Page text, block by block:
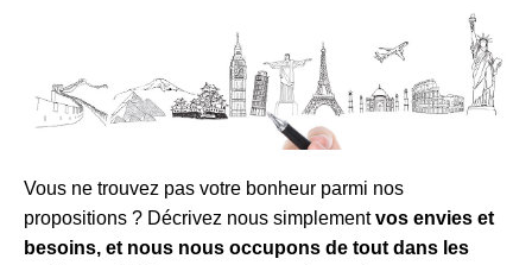
Vous ne trouvez pas votre bonheur parmi nos
propositions ? Décrivez nous simplementvos envies et
besoins, et nous nous occupons de tout dans les